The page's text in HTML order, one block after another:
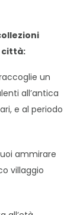
città:
un
all’antica
e al periodo
ammirare
villaggio